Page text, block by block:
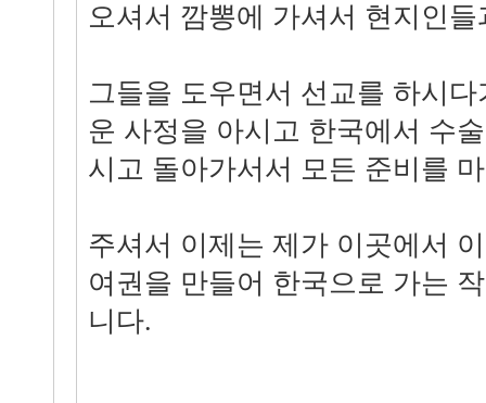
오셔서 깜뽕에 가셔서 현지인
그들을 도우면서 선교를 하시
운 사정을 아시고 한국에서 수
시고 돌아가서서 모든 준비를
주셔서 이제는 제가 이곳에서
여권을 만들어 한국으로 가는
니다.